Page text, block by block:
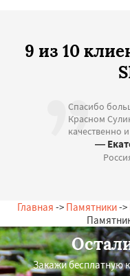
9 из 10
Спасибо
Красном
качественно
—
Главная -> Памятники->
Закажи бесплатную